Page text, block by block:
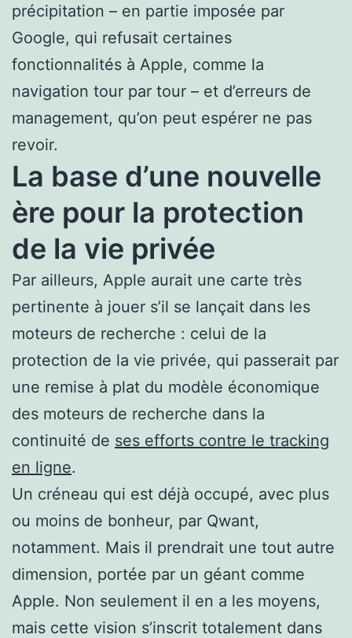
précipitation – en partie imposée par
Google, qui refusait certaines
fonctionnalités à Apple, comme la
navigation tour par tour – et d’erreurs de
management, qu’on peut espérer ne pas
revoir.
La base d’une nouvelle
ère pour la protection
de la vie privée
Par ailleurs, Apple aurait une carte très
pertinente à jouer s’il se lançait dans les
moteurs de recherche : celui de la
protection de la vie privée, qui passerait par
une remise à plat du modèle économique
des moteurs de recherche dans la
continuité de ses efforts contre le tracking
en ligne.
Un créneau qui est déjà occupé, avec plus
ou moins de bonheur, par Qwant,
notamment. Mais il prendrait une tout autre
dimension, portée par un géant comme
Apple. Non seulement il en a les moyens,
mais cette vision s’inscrit totalement dans